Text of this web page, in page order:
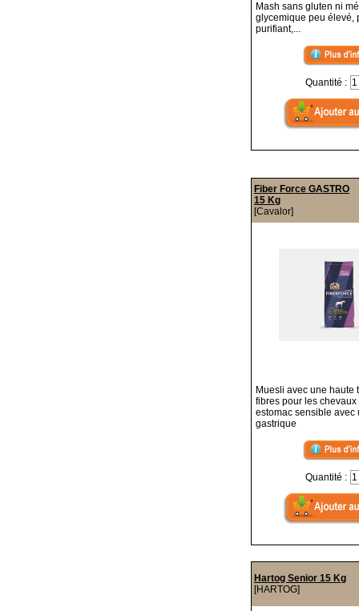
Mash sans gluten ni
glycemique peu élevé,
purifiant,...
Quantité :
Fiber Force GASTRO
15 Kg
[Cavalor]
Muesli avec une haute
fibres pour les chevaux
estomac sensible avec
gastrique
Quantité :
Hartog Senior 15 Kg
[HARTOG]